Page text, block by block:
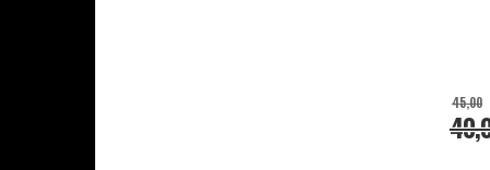
45,00